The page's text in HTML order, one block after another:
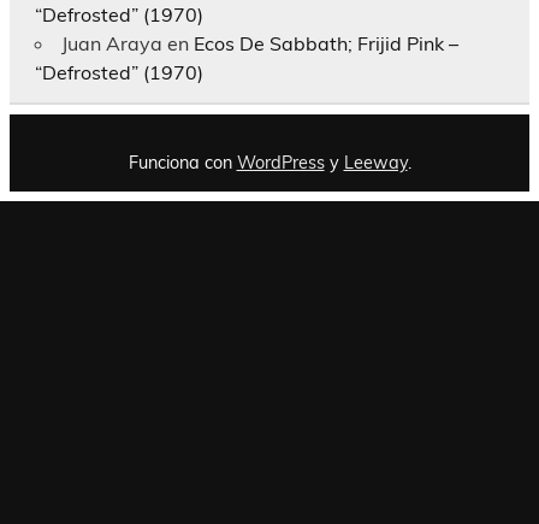
“Defrosted” (1970)
Juan Araya en Ecos De Sabbath; Frijid Pink –
“Defrosted” (1970)
Funciona con WordPressy Leeway.